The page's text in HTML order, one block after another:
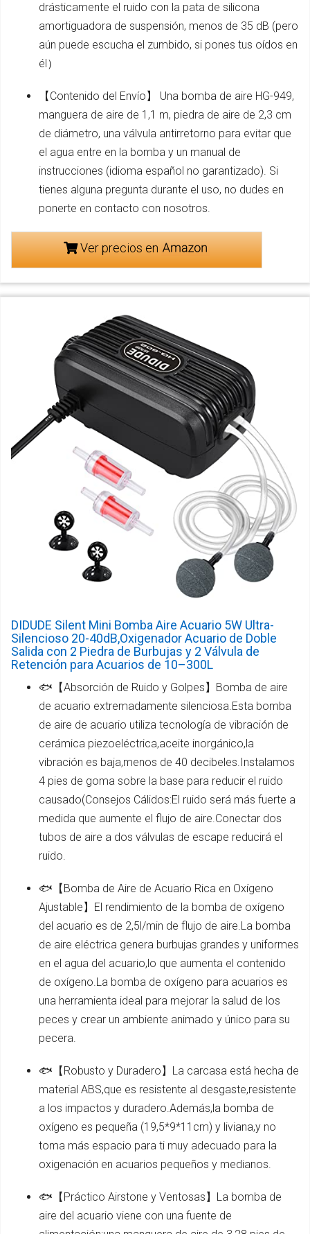
drásticamente el ruido con la pata de silicona
amortiguadora de suspensión, menos de 35 dB (pero
aún puede escucha el zumbido, si pones tus oídos en
él）
【Contenido del Envío】 Una bomba de aire HG-949,
manguera de aire de 1,1 m, piedra de aire de 2,3 cm
de diámetro, una válvula antirretorno para evitar que
el agua entre en la bomba y un manual de
instrucciones (idioma español no garantizado). Si
tienes alguna pregunta durante el uso, no dudes en
ponerte en contacto con nosotros.
Ver precios en
DIDUDE Silent Mini Bomba Aire Acuario 5W Ultra-
Silencioso 20-40dB,Oxigenador Acuario de Doble
Salida con 2 Piedra de Burbujas y 2 Válvula de
Retención para Acuarios de 10–300L
🐟【Absorción de Ruido y Golpes】Bomba de aire
de acuario extremadamente silenciosa.Esta bomba
de aire de acuario utiliza tecnología de vibración de
cerámica piezoeléctrica,aceite inorgánico,la
vibración es baja,menos de 40 decibeles.Instalamos
4 pies de goma sobre la base para reducir el ruido
causado(Consejos Cálidos:El ruido será más fuerte a
medida que aumente el flujo de aire.Conectar dos
tubos de aire a dos válvulas de escape reducirá el
ruido.
🐟【Bomba de Aire de Acuario Rica en Oxígeno
Ajustable】El rendimiento de la bomba de oxígeno
del acuario es de 2,5l/min de flujo de aire.La bomba
de aire eléctrica genera burbujas grandes y uniformes
en el agua del acuario,lo que aumenta el contenido
de oxígeno.La bomba de oxígeno para acuarios es
una herramienta ideal para mejorar la salud de los
peces y crear un ambiente animado y único para su
pecera.
🐟【Robusto y Duradero】La carcasa está hecha de
material ABS,que es resistente al desgaste,resistente
a los impactos y duradero.Además,la bomba de
oxígeno es pequeña (19,5*9*11cm) y liviana,y no
toma más espacio para ti muy adecuado para la
oxigenación en acuarios pequeños y medianos.
🐟【Práctico Airstone y Ventosas】La bomba de
aire del acuario viene con una fuente de